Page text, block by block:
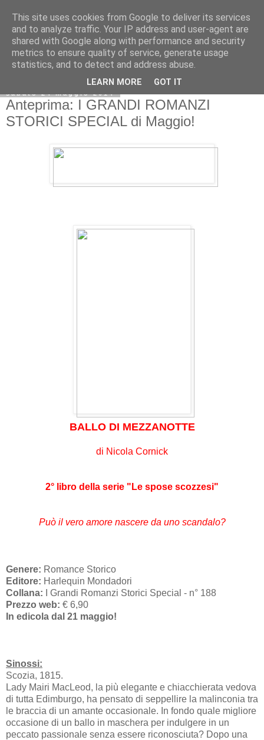
sabato 24 maggio 2014
Anteprima: I GRANDI ROMANZI
STORICI SPECIAL di Maggio!
BALLO DI MEZZANOTTE
di Nicola Cornick
2° libro della serie "Le spose scozzesi"
Può il vero amore nascere da uno scandalo?
Genere: Romance Storico
Editore: Harlequin Mondadori
Collana: I Grandi Romanzi Storici Special - n° 188
Prezzo web: € 6,90
In edicola dal 21 maggio!
Sinossi:
Scozia, 1815.
Lady Mairi MacLeod, la più elegante e chiacchierata vedova
di tutta Edimburgo, ha pensato di seppellire la malinconia tra
le braccia di un amante occasionale. In fondo quale migliore
occasione di un ballo in maschera per indulgere in un
peccato passionale senza essere riconosciuta? Dopo una
This site uses cookies from Google to deliver its services
and to analyze traffic. Your IP address and user-agent are
shared with Google along with performance and security
metrics to ensure quality of service, generate usage
statistics, and to detect and address abuse.
LEARN MORE GOT IT